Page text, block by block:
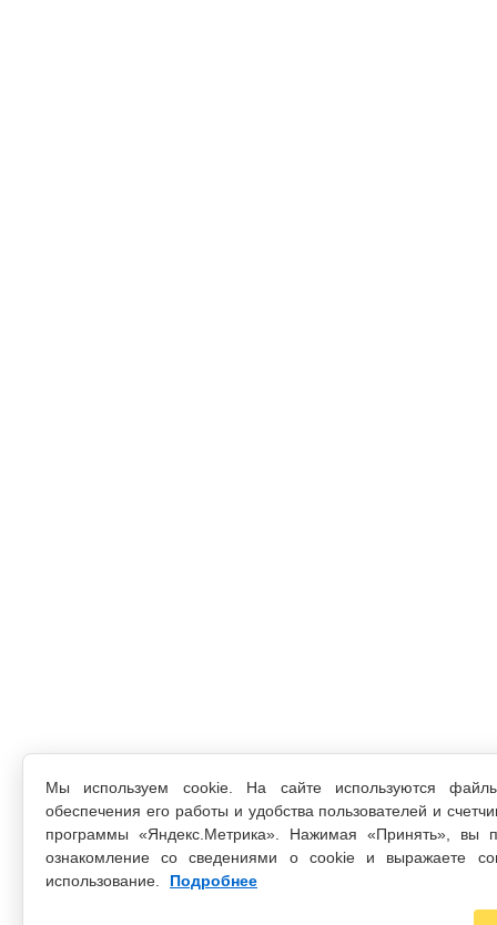
Мы используем cookie. На сайте используются
обеспечения его работы и удобства пользователей и
программы «Яндекс.Метрика». Нажимая «Принять», вы
ознакомление со сведениями о cookie и выражаете
использование.
Подробнее